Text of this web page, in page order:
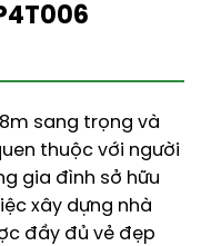
sang trọng và
thuộc với người
gia đình sở hữu
xây dựng nhà
đầy đủ vẻ đẹp